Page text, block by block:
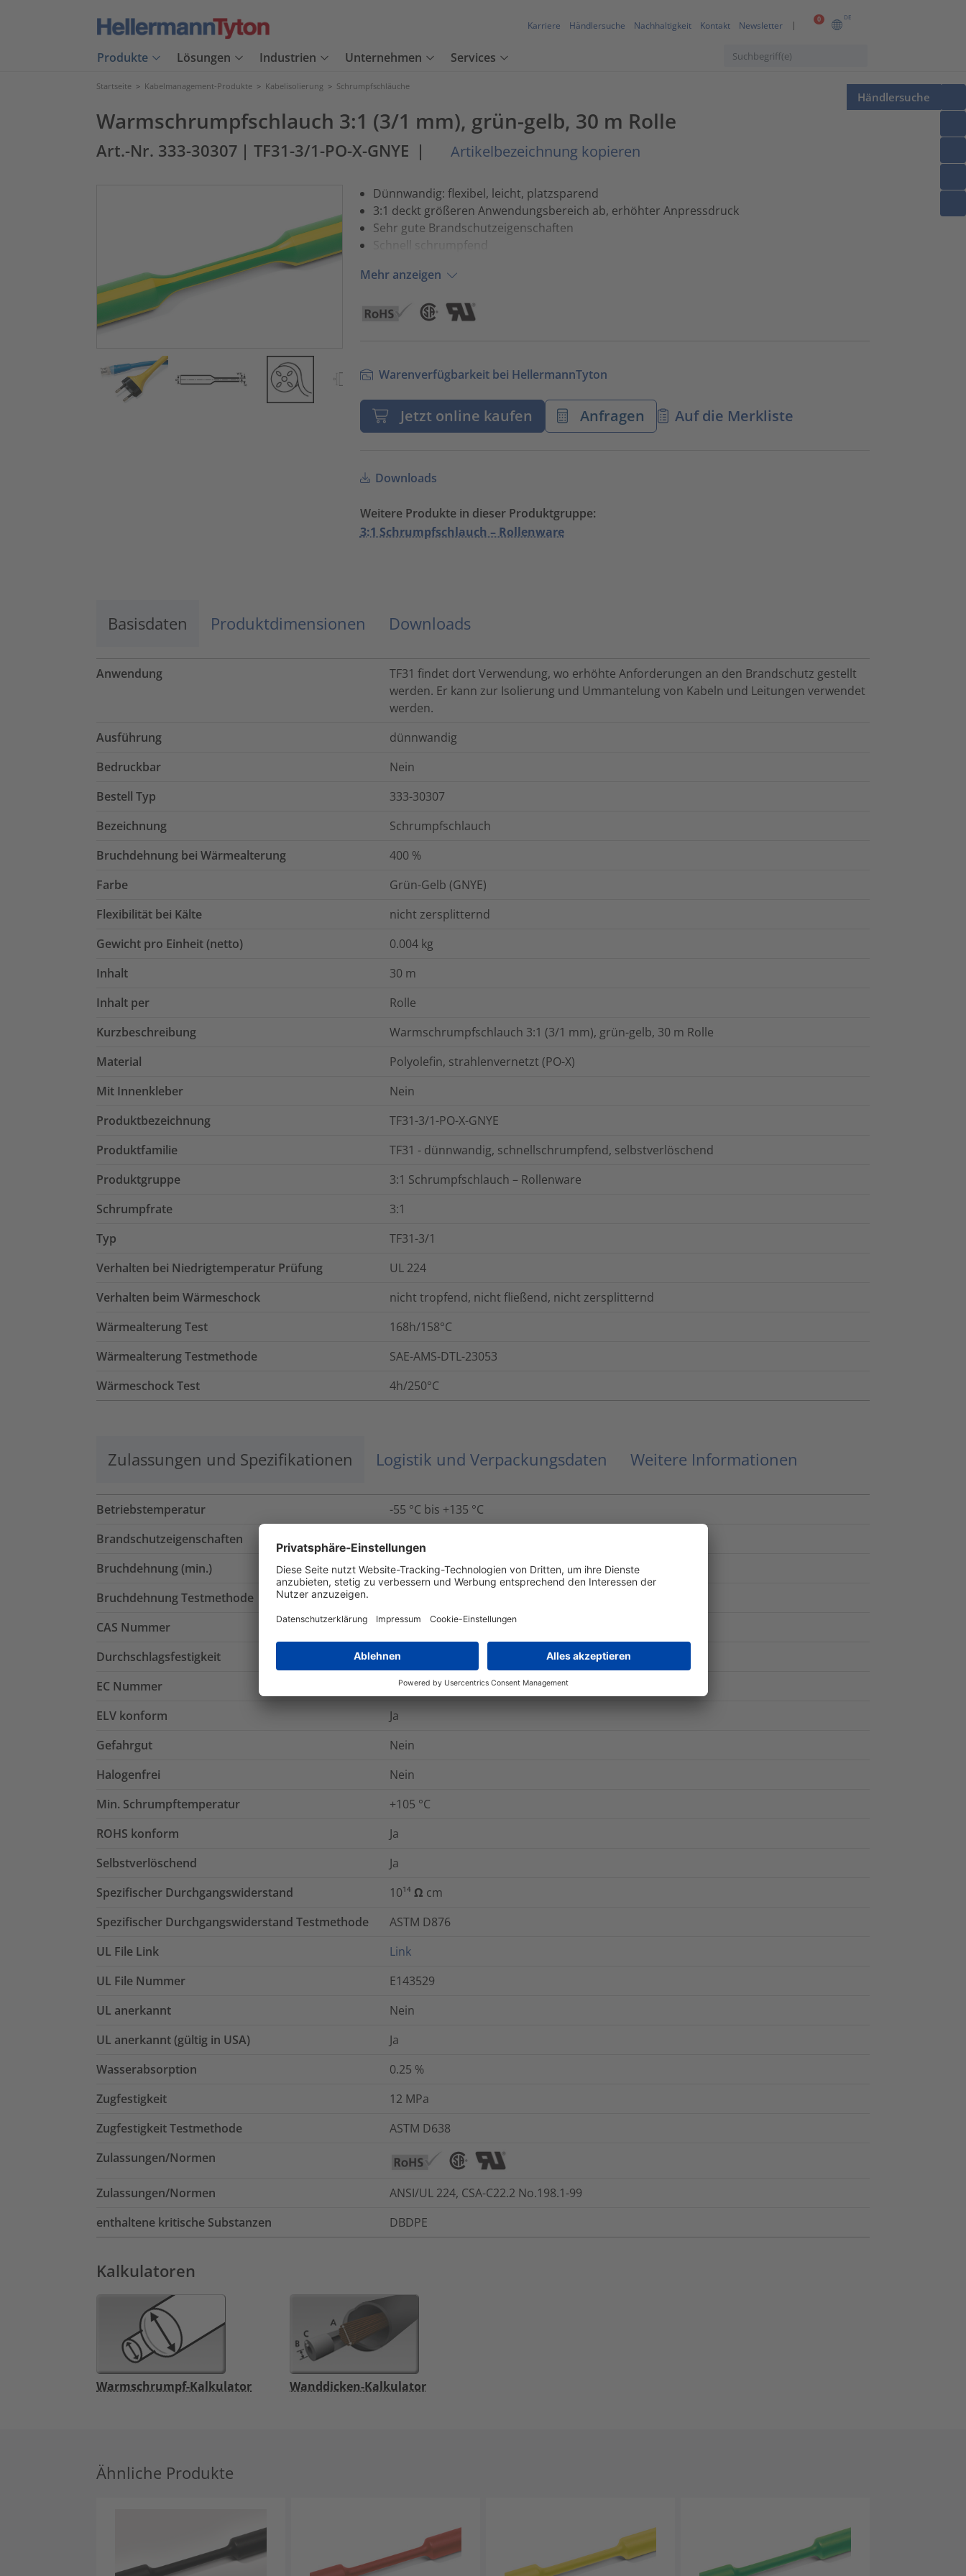
0 DE
Karriere Händlersuche Nachhaltigkeit Kontakt Newsletter
Produkte Lösungen Industrien Unternehmen Services
Händlersuche
Startseite > Kabelmanagement-Produkte > Kabelisolierung > Schrumpfschläuche
Warmschrumpfschlauch 3:1 (3/1 mm), grün-gelb, 30 m Rolle
Art.-Nr. 333-30307 | TF31-3/1-PO-X-GNYE | Artikelbezeichnung kopieren
Dünnwandig: flexibel, leicht, platzsparend
3:1 deckt größeren Anwendungsbereich ab, erhöhter Anpressdruck
Sehr gute Brandschutzeigenschaften
Schnell schrumpfend
Mehr anzeigen
Warenverfügbarkeit bei HellermannTyton
Jetzt online kaufen Anfragen Auf die Merkliste
Downloads
Weitere Produkte in dieser Produktgruppe:
3:1 Schrumpfschlauch – Rollenware
Basisdaten Produktdimensionen Downloads
Anwendung
TF31 findet dort Verwendung, wo erhöhte Anforderungen an den Brandschutz gestellt
werden. Er kann zur Isolierung und Ummantelung von Kabeln und Leitungen verwendet
werden.
Ausführung
dünnwandig
Bedruckbar
Nein
Bestell Typ
333-30307
Bezeichnung
Schrumpfschlauch
Bruchdehnung bei Wärmealterung
400 %
Farbe
Grün-Gelb (GNYE)
Flexibilität bei Kälte
nicht zersplitternd
Gewicht pro Einheit (netto)
0.004 kg
Inhalt
30 m
Inhalt per
Rolle
Kurzbeschreibung
Warmschrumpfschlauch 3:1 (3/1 mm), grün-gelb, 30 m Rolle
Material
Polyolefin, strahlenvernetzt (PO-X)
Mit Innenkleber
Nein
Produktbezeichnung
TF31-3/1-PO-X-GNYE
Produktfamilie
TF31 - dünnwandig, schnellschrumpfend, selbstverlöschend
Produktgruppe
3:1 Schrumpfschlauch – Rollenware
Schrumpfrate
3:1
Typ
TF31-3/1
Verhalten bei Niedrigtemperatur Prüfung
UL 224
Verhalten beim Wärmeschock
nicht tropfend, nicht fließend, nicht zersplitternd
Wärmealterung Test
168h/158°C
Wärmealterung Testmethode
SAE-AMS-DTL-23053
Wärmeschock Test
4h/250°C
Zulassungen und Spezifikationen Logistik und Verpackungsdaten Weitere Informationen
Betriebstemperatur
-55 °C bis +135 °C
Brandschutzeigenschaften
Bruchdehnung (min.)
4%
Bruchdehnung Testmethode
CAS Nummer
84852-53-9
Durchschlagsfestigkeit
30
EC Nummer
284-366-9
ELV konform
Ja
Gefahrgut
Nein
Halogenfrei
Nein
Min. Schrumpftemperatur
+105 °C
ROHS konform
Ja
Selbstverlöschend
Ja
Spezifischer Durchgangswiderstand
10¹⁴ Ω cm
Spezifischer Durchgangswiderstand Testmethode
ASTM D876
UL File Link
Link
UL File Nummer
E143529
UL anerkannt
Nein
UL anerkannt (gültig in USA)
Ja
Wasserabsorption
0.25 %
Zugfestigkeit
12 MPa
Zugfestigkeit Testmethode
ASTM D638
Zulassungen/Normen
Zulassungen/Normen
ANSI/UL 224, CSA-C22.2 No.198.1-99
enthaltene kritische Substanzen
DBDPE
Kalkulatoren
Warmschrumpf-Kalkulator Wanddicken-Kalkulator
Ähnliche Produkte